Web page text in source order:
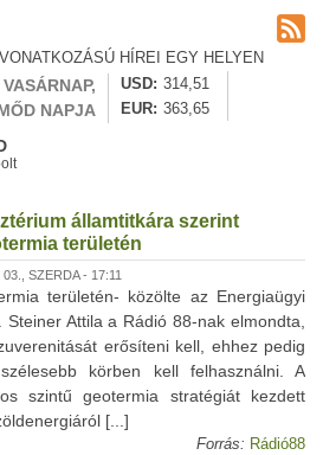
HÍREI EGY HELYEN
NAPJA
USD
314,51
EUR
363,65
államtitkára szerint
területén
SZERDA - 17:11
területén- közölte az Energiaügyi
Attila a Rádió 88-nak elmondta,
erősíteni kell, ehhez pedig
körben kell felhasználni. A
szintű geotermia stratégiát kezdett
[...]
Forrás: Rádió88